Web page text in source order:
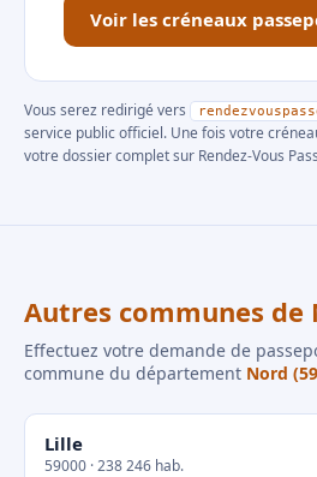
Voir les créneaux
Vous serez redirigé vers
service public officiel. Une fois votre
votre dossier complet sur Rendez-Vous
Autres communes de
Effectuez votre demande de
commune du département Nord
Lille
59000 · 238 246 hab.